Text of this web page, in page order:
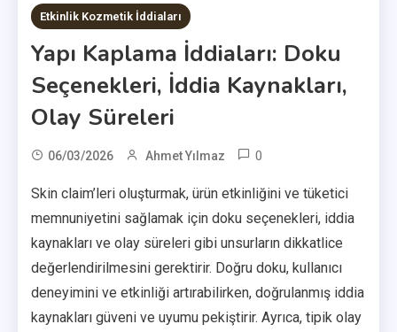
Etkinlik Kozmetik İddiaları
Yapı Kaplama İddiaları: Doku
Seçenekleri, İddia Kaynakları,
Olay Süreleri
06/03/2026 Ahmet Yılmaz 0
Skin claim’leri oluşturmak, ürün etkinliğini ve tüketici
memnuniyetini sağlamak için doku seçenekleri, iddia
kaynakları ve olay süreleri gibi unsurların dikkatlice
değerlendirilmesini gerektirir. Doğru doku, kullanıcı
deneyimini ve etkinliği artırabilirken, doğrulanmış iddia
kaynakları güveni ve uyumu pekiştirir. Ayrıca, tipik olay